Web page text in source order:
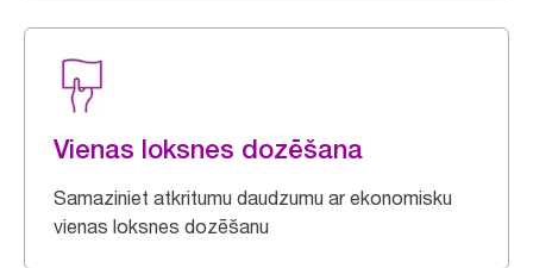
Vienas loksnes dozēšana
Samaziniet atkritumu daudzumu ar ekonomisku
vienas loksnes dozēšanu